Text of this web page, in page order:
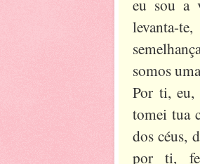
eu sou a
levanta-
somos
Por ti,
tomei tua
dos céus,
por ti,